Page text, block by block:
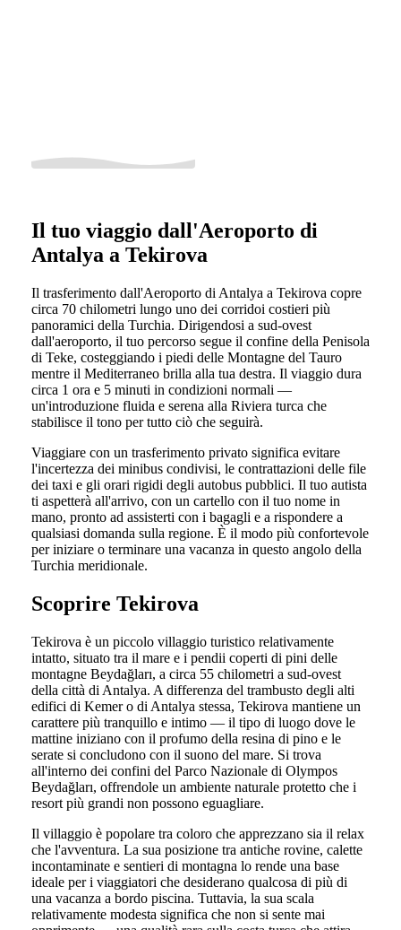
Il tuo viaggio dall'Aeroporto di
Antalya a Tekirova
Il trasferimento dall'Aeroporto di Antalya a Tekirova copre
circa 70 chilometri lungo uno dei corridoi costieri più
panoramici della Turchia. Dirigendosi a sud-ovest
dall'aeroporto, il tuo percorso segue il confine della Penisola
di Teke, costeggiando i piedi delle Montagne del Tauro
mentre il Mediterraneo brilla alla tua destra. Il viaggio dura
circa 1 ora e 5 minuti in condizioni normali —
un'introduzione fluida e serena alla Riviera turca che
stabilisce il tono per tutto ciò che seguirà.
Viaggiare con un trasferimento privato significa evitare
l'incertezza dei minibus condivisi, le contrattazioni delle file
dei taxi e gli orari rigidi degli autobus pubblici. Il tuo autista
ti aspetterà all'arrivo, con un cartello con il tuo nome in
mano, pronto ad assisterti con i bagagli e a rispondere a
qualsiasi domanda sulla regione. È il modo più confortevole
per iniziare o terminare una vacanza in questo angolo della
Turchia meridionale.
Scoprire Tekirova
Tekirova è un piccolo villaggio turistico relativamente
intatto, situato tra il mare e i pendii coperti di pini delle
montagne Beydağları, a circa 55 chilometri a sud-ovest
della città di Antalya. A differenza del trambusto degli alti
edifici di Kemer o di Antalya stessa, Tekirova mantiene un
carattere più tranquillo e intimo — il tipo di luogo dove le
mattine iniziano con il profumo della resina di pino e le
serate si concludono con il suono del mare. Si trova
all'interno dei confini del Parco Nazionale di Olympos
Beydağları, offrendole un ambiente naturale protetto che i
resort più grandi non possono eguagliare.
Il villaggio è popolare tra coloro che apprezzano sia il relax
che l'avventura. La sua posizione tra antiche rovine, calette
incontaminate e sentieri di montagna lo rende una base
ideale per i viaggiatori che desiderano qualcosa di più di
una vacanza a bordo piscina. Tuttavia, la sua scala
relativamente modesta significa che non si sente mai